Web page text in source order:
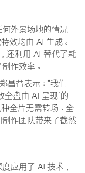
外景场地的情况
效均由 AI 生成。
还利用 AI 替代了耗
作效率。
昌益表示：“我们
全盘由 AI 呈现’的
全片无需转场、全
作团队带来了截然
应用了 AI 技术，